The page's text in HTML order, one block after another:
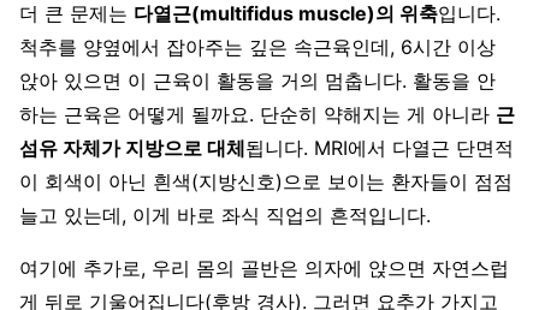
더 큰 문제는 다열근(multifidus muscle)의 위축입니다.
척추를 양옆에서 잡아주는 깊은 속근육인데, 6시간 이상
앉아 있으면 이 근육이 활동을 거의 멈춥니다. 활동을 안
하는 근육은 어떻게 될까요. 단순히 약해지는 게 아니라 근
섬유 자체가 지방으로 대체됩니다. MRI에서 다열근 단면적
이 회색이 아닌 흰색(지방신호)으로 보이는 환자들이 점점
늘고 있는데, 이게 바로 좌식 직업의 흔적입니다.
여기에 추가로, 우리 몸의 골반은 의자에 앉으면 자연스럽
게 뒤로 기울어집니다(후방 경사). 그러면 요추가 가지고